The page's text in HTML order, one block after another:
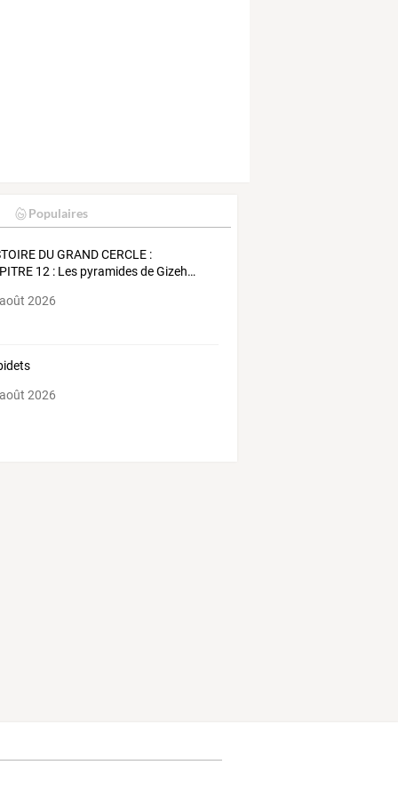
Populaires
DUGRANDCERCLE :
12 : Les pyramidesdeGizeh…
2026
2026